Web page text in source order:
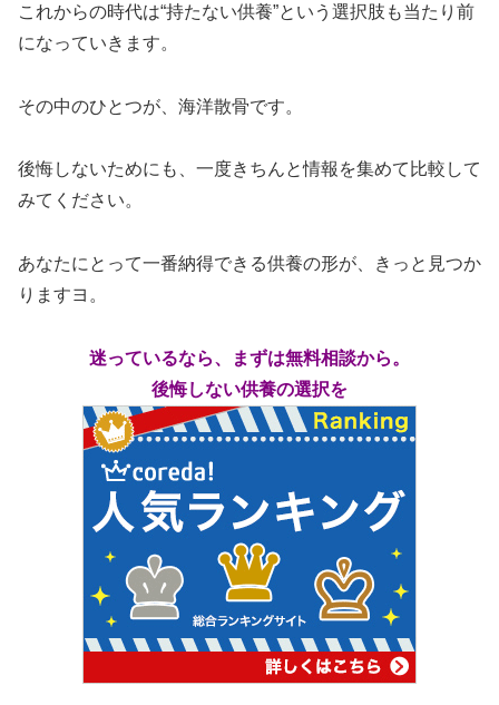
これからの時代は“持たない供養”という選択肢も当たり前
になっていきます。
その中のひとつが、海洋散骨です。
後悔しないためにも、一度きちんと情報を集めて比較して
みてください。
あなたにとって一番納得できる供養の形が、きっと見つか
りますヨ。
迷っているなら、まずは無料相談から。
後悔しない供養の選択を